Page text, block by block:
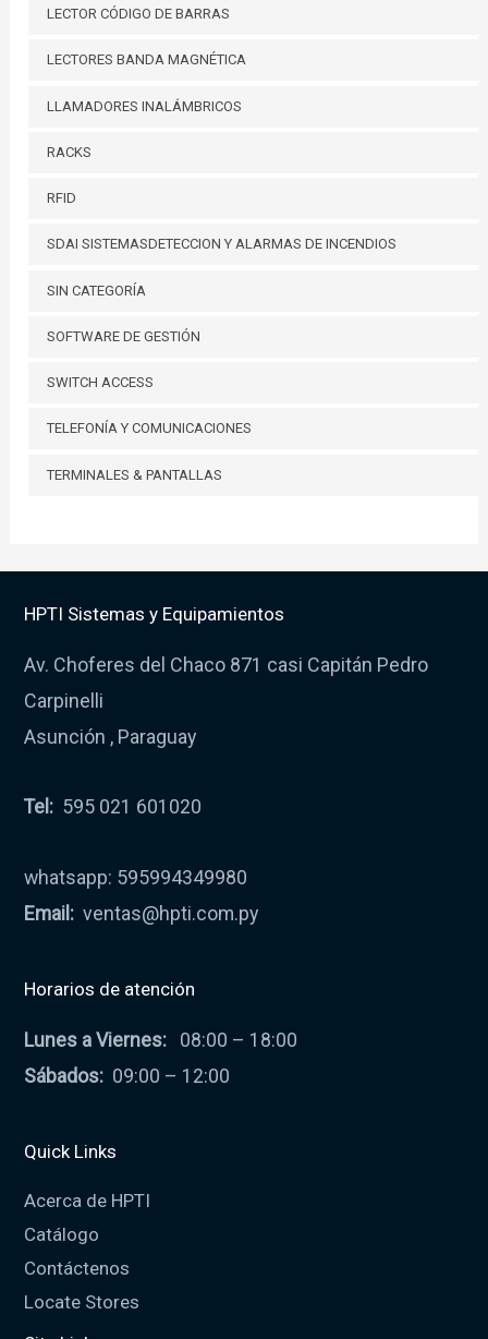
LECTOR CÓDIGO DE BARRAS
LECTORES BANDA MAGNÉTICA
LLAMADORES INALÁMBRICOS
RACKS
RFID
SDAI SISTEMASDETECCION Y ALARMAS DE INCENDIOS
SIN CATEGORÍA
SOFTWARE DE GESTIÓN
SWITCH ACCESS
TELEFONÍA Y COMUNICACIONES
TERMINALES & PANTALLAS
HPTI Sistemas y Equipamientos
Av. Choferes del Chaco 871 casi Capitán Pedro
Carpinelli
Asunción , Paraguay
Tel: 595 021 601020
whatsapp: 595994349980
Email: ventas@hpti.com.py
Horarios de atención
Lunes a Viernes: 08:00 – 18:00
Sábados: 09:00 – 12:00
Quick Links
Acerca de HPTI
Catálogo
Contáctenos
Locate Stores